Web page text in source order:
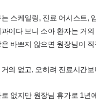
스케일링, 진료 어시스트,
과이다 보니 소아 환자는 거
은 바쁘지 않으면 원장님이
의 없고, 오히려 진료시간
없지만 원장님 휴가로 1년